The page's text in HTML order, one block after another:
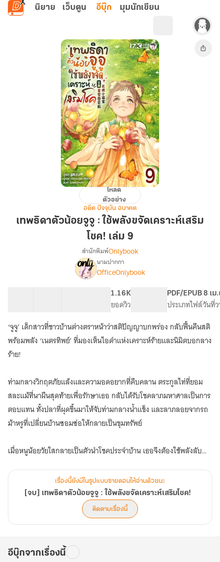
ข้ามไปยังเนื้อหาหลัก
นิยาย เว็บตูน อีบุ๊ก มุมนักเขียน
เทพธิดา
น้อย
เคราะห์
โชค!
เล่ม
โหลด
ตัวอย่าง
อดีต ปัจจุบัน อนาคต
เทพธิดาตัวน้อยจูจู : ใช้พลังขจัดเคราะห์เสริม
โชค! เล่ม 9
เรื่อง[จบ]
เทพธิดา
ตัว
น้อย
จูจู
:
ใช้
พลัง
ขจัด
สำนักพิมพ์Onlybook
นามปากกา
OfficeOnlybook
1.16K
ยอดวิว
PDF/EPUB
ประเภทไฟล์
8 เม
วันที่
‘จูจู’ เด็กสาวที่ชาวบ้านต่างตราหน้าว่าสติปัญญาบกพร่อง กลับฟื้นคืนสติ
พร้อมพลัง ‘เนตรทิพย์’ ที่มองเห็นไอดำแห่งเคราะห์ร้ายและนิมิตบอกลาง
ร้าย!
ท่ามกลางวิกฤตภัยแล้งและความอดอยากที่คืบคลาน ตระกูลไท่ที่ยอม
สละแม้ที่นาผืนสุดท้ายเพื่อรักษาเธอ กลับได้รับโชคลาภมหาศาลเป็นการ
ตอบแทน ทั้งปลาที่ผุดขึ้นมาให้จับท่ามกลางน้ำแข็ง และลาภลอยจากรถ
ม้าหรูที่เปลี่ยนบ้านซอมซ่อให้กลายเป็นขุมทรัพย์
เมื่อหนูน้อยวัยใสกลายเป็นตัวนำโชคประจำบ้าน เธอจึงต้องใช้พลังลับ
ของตระกูล!
เรื่องนี้ยังมีในรูปแบบรายตอนให้อ่านด้วยนะ
[จบ] เทพธิดาตัวน้อยจูจู : ใช้พลังขจัดเคราะห์เสริมโชค!
ติดตามเรื่องนี้
อีบุ๊กจากเรื่องนี้